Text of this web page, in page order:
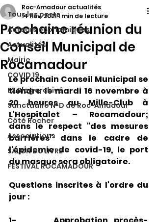
Tous les posts
Acteurs économiques
Actualités
Mairie
COVID 19
EX Blog archivé
Sanctuaire N-D de Roc-Amadour
Côté Rocher
Associations
SALON DU LIVRE
FESTIVAL ROCAMADOUR
Prochaine réunion du
Conseil Municipal de
Rocamadour
Roc-Amadour actualités
14 nov. 20211 min de lecture
Le prochain Conseil Municipal se
tiendra le mardi 16 novembre à
20 heures au Mille-Club à
L'Hospitalet – Rocamadour;
dans le respect "des mesures
barrières" dans le cadre de
l'épidemie de covid-19, le port
du masque sera obligatoire.
Questions inscrites à l'ordre du
jour :